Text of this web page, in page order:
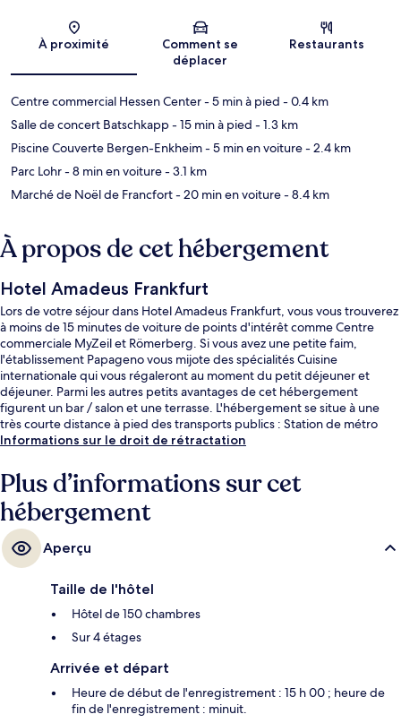
Carte
À proximité
Comment se
déplacer
Restaurants
Centre commercial Hessen Center- 5 min à pied - 0.4 km
Salle de concert Batschkapp- 15 min à pied - 1.3 km
Piscine Couverte Bergen-Enkheim- 5 min en voiture- 2.4 km
Parc Lohr- 8 min en voiture- 3.1 km
Marché de Noël de Francfort- 20 min en voiture- 8.4 km
À propos de cet hébergement
Hotel Amadeus Frankfurt
Lors de votre séjour dans Hotel Amadeus Frankfurt, vous vous trouverez
à moins de 15 minutes de voiture de points d'intérêt comme Centre
commerciale MyZeil et Römerberg. Si vous avez une petite faim,
l'établissement Papageno vous mijote des spécialités Cuisine
internationale qui vous régaleront au moment du petit déjeuner et
déjeuner. Parmi les autres petits avantages de cet hébergement
figurent un bar / salon et une terrasse. L'hébergement se situe à une
très courte distance à pied des transports publics : Station de métro
Hessen-Center se trouve à 4 min et Station de métro Enkheim, à 6 min.
Informations sur le droit de rétractation
Plus d’informations sur cet
hébergement
Aperçu
Taille de l'hôtel
Hôtel de 150 chambres
Sur 4 étages
Arrivée et départ
Heure de début de l'enregistrement : 15 h 00 ; heure de
fin de l'enregistrement : minuit.